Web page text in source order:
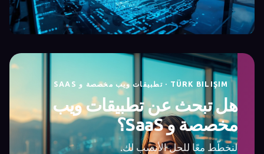
TÜRK BILIŞIM · تطبيقات ويب مخصصة و SAAS
هل تبحث عن تطبيقات ويب
مخصصة و SaaS؟
لنخطّط معًا للحل الأنسب لك.